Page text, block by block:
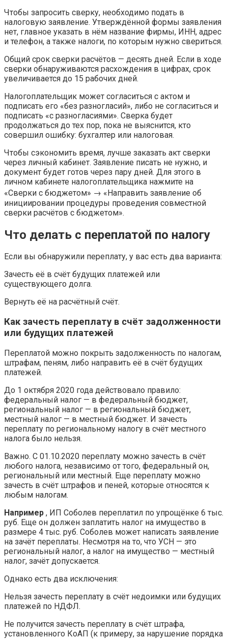
Чтобы запросить сверку, необходимо подать в
налоговую заявление. Утверждённой формы заявления
нет, главное указать в нём название фирмы, ИНН, адрес
и телефон, а также налоги, по которым нужно свериться.
Общий срок сверки расчётов — десять дней. Если в ходе
сверки обнаруживаются расхождения в цифрах, срок
увеличивается до 15 рабочих дней.
Налогоплательщик может согласиться с актом и
подписать его «без разногласий», либо не согласиться и
подписать «с разногласиями». Сверка будет
продолжаться до тех пор, пока не выяснится, кто
совершил ошибку: бухгалтер или налоговая.
Чтобы сэкономить время, лучше заказать акт сверки
через личный кабинет. Заявление писать не нужно, и
документ будет готов через пару дней. Для этого в
личном кабинете налогоплательщика нажмите на
«Сверки с бюджетом» → «Направить заявление об
инициировании процедуры проведения совместной
сверки расчётов с бюджетом».
Что делать с переплатой по налогу
Если вы обнаружили переплату, у вас есть два варианта:
Зачесть её в счёт будущих платежей или
существующего долга.
Вернуть её на расчётный счёт.
Как зачесть переплату в счёт задолженности
или будущих платежей
Переплатой можно покрыть задолженность по налогам,
штрафам, пеням, либо направить её в счёт будущих
платежей.
До 1 октября 2020 года действовало правило:
федеральный налог — в федеральный бюджет,
региональный налог — в региональный бюджет,
местный налог — в местный бюджет. И зачесть
переплату по региональному налогу в счёт местного
налога было нельзя.
Важно. С 01.10.2020 переплату можно зачесть в счёт
любого налога, независимо от того, федеральный он,
региональный или местный. Еще переплату можно
зачесть в счёт штрафов и пеней, которые относятся к
любым налогам.
Например , ИП Соболев переплатил по упрощёнке 6 тыс.
руб. Еще он должен заплатить налог на имущество в
размере 4 тыс. руб. Соболев может написать заявление
на зачёт переплаты. Несмотря на то, что УСН — это
региональный налог, а налог на имущество — местный
налог, зачёт допускается.
Однако есть два исключения:
Нельзя зачесть переплату в счёт недоимки или будущих
платежей по НДФЛ.
Не получится зачесть переплату в счёт штрафа,
установленного КоАП (к примеру, за нарушение порядка